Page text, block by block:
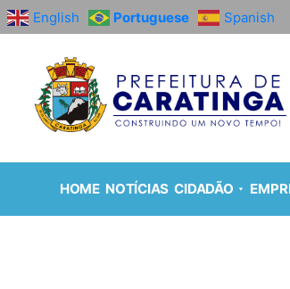
English Portuguese Spanish
HOME NOTÍCIAS CIDADÃO